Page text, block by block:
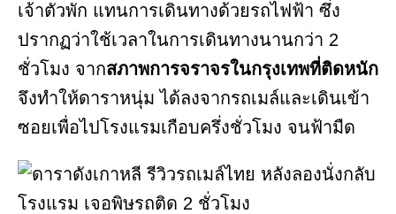
เจ้าตัวพัก แทนการเดินทางด้วยรถไฟฟ้า ซึ่ง
ปรากฏว่าใช้เวลาในการเดินทางนานกว่า 2
ชั่วโมง จากสภาพการจราจรในกรุงเทพที่ติดหนัก
จึงทำให้ดาราหนุ่ม ได้ลงจากรถเมล์และเดินเข้า
ซอยเพื่อไปโรงแรมเกือบครึ่งชั่วโมง จนฟ้ามืด